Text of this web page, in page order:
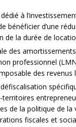
à
bénéficier d’une
de la durée de
des
professionnel
des revenus
de la politique de la
fiscales et